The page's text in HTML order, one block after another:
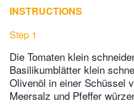
INSTRUCTIONS
Step 1
Die Tomaten klein
Basilikumblätter klein
Olivenöl in einer Schüssel
Meersalz und Pfeffer